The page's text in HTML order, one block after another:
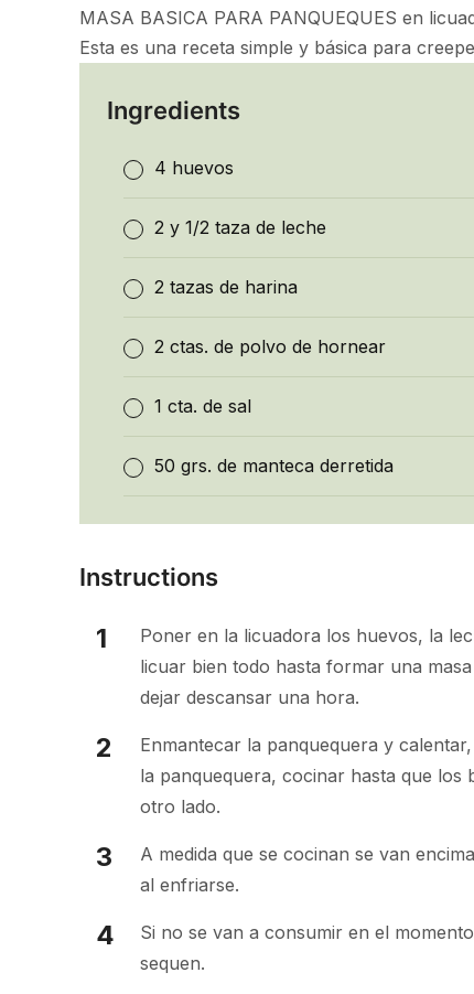
MASA BASICA PARA PANQUEQUES en
Esta es una receta simple y básica para
Ingredients
4 huevos
2 y 1/2 taza de leche
2 tazas de harina
2 ctas. de polvo de hornear
1 cta. de sal
50 grs. de manteca derretida
Instructions
Poner en la licuadora los huevos, la
licuar bien todo hasta formar una
dejar descansar una hora.
Enmantecar la panquequera y
la panquequera, cocinar hasta que los
otro lado.
A medida que se cocinan se van
al enfriarse.
Si no se van a consumir en el
sequen.